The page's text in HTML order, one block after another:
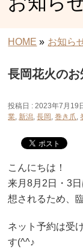
HOME » お知ら
長岡花火の
投稿日 : 2023年7月19
業 新潟 ,長岡 ,巻き爪 ,
こんにちは！
来月8月2日・3
想されるため、
ネット予約は受
す(^^♪